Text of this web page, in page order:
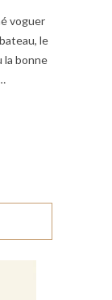
voguer
le
la bonne